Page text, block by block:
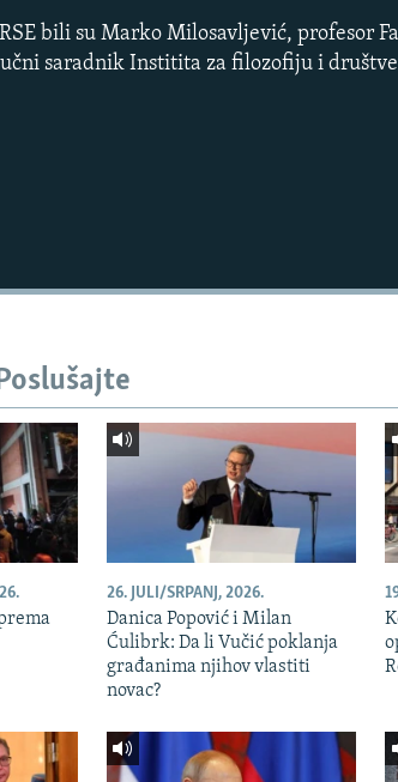
bili su Marko Milosavljević, profesor
saradnik Institita za filozofiju i
26. JULI/SRPANJ, 2026.
Danica Popović i Milan
Ćulibrk: Da li Vučić poklanja
građanima njihov vlastiti
novac?